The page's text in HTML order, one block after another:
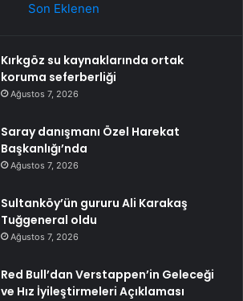
Son Eklenen
Kırkgöz su kaynaklarında ortak
koruma seferberliği
Ağustos 7, 2026
Saray danışmanı Özel Harekat
Başkanlığı’nda
Ağustos 7, 2026
Sultanköy’ün gururu Ali Karakaş
Tuğgeneral oldu
Ağustos 7, 2026
Red Bull’dan Verstappen’in Geleceği
ve Hız İyileştirmeleri Açıklaması